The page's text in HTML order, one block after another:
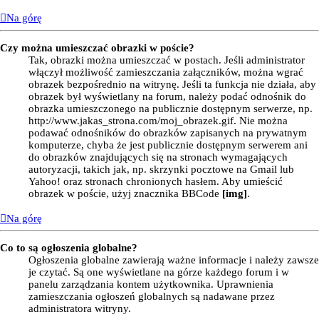
Na górę
Czy można umieszczać obrazki w poście?
Tak, obrazki można umieszczać w postach. Jeśli administrator
włączył możliwość zamieszczania załączników, można wgrać
obrazek bezpośrednio na witrynę. Jeśli ta funkcja nie działa, aby
obrazek był wyświetlany na forum, należy podać odnośnik do
obrazka umieszczonego na publicznie dostępnym serwerze, np.
http://www.jakas_strona.com/moj_obrazek.gif. Nie można
podawać odnośników do obrazków zapisanych na prywatnym
komputerze, chyba że jest publicznie dostępnym serwerem ani
do obrazków znajdujących się na stronach wymagających
autoryzacji, takich jak, np. skrzynki pocztowe na Gmail lub
Yahoo! oraz stronach chronionych hasłem. Aby umieścić
obrazek w poście, użyj znacznika BBCode [img].
Na górę
Co to są ogłoszenia globalne?
Ogłoszenia globalne zawierają ważne informacje i należy zawsze
je czytać. Są one wyświetlane na górze każdego forum i w
panelu zarządzania kontem użytkownika. Uprawnienia
zamieszczania ogłoszeń globalnych są nadawane przez
administratora witryny.